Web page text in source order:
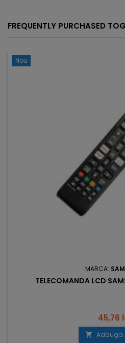
FREQUENTLY PURCHASED
Nou
MARCA:
TELECOMANDA LCD
Pret
45,76
 Adauga